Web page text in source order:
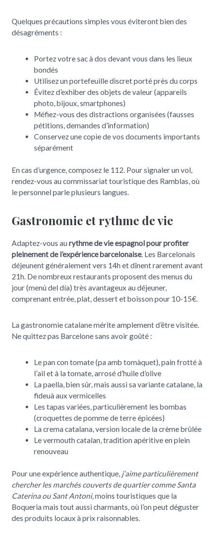
Quelques précautions simples vous éviteront bien des
désagréments :
Portez votre sac à dos devant vous dans les lieux
bondés
Utilisez un portefeuille discret porté près du corps
Évitez d’exhiber des objets de valeur (appareils
photo, bijoux, smartphones)
Méfiez-vous des distractions organisées (fausses
pétitions, demandes d’information)
Conservez une copie de vos documents importants
séparément
En cas d’urgence, composez le 112. Pour signaler un vol,
rendez-vous au commissariat touristique des Ramblas, où
le personnel parle plusieurs langues.
Gastronomie et rythme de vie
Adaptez-vous au rythme de vie espagnol pour profiter
pleinement de l’expérience barcelonaise. Les Barcelonais
déjeunent généralement vers 14h et dînent rarement avant
21h. De nombreux restaurants proposent des menus du
jour (menú del día) très avantageux au déjeuner,
comprenant entrée, plat, dessert et boisson pour 10-15€.
La gastronomie catalane mérite amplement d’être visitée.
Ne quittez pas Barcelone sans avoir goûté :
Le pan con tomate (pa amb tomàquet), pain frotté à
l’ail et à la tomate, arrosé d’huile d’olive
La paella, bien sûr, mais aussi sa variante catalane, la
fideuà aux vermicelles
Les tapas variées, particulièrement les bombas
(croquettes de pomme de terre épicées)
La crema catalana, version locale de la crème brûlée
Le vermouth catalan, tradition apéritive en plein
renouveau
Pour une expérience authentique, j’aime particulièrement
chercher les marchés couverts de quartier comme Santa
Caterina ou Sant Antoni, moins touristiques que la
Boqueria mais tout aussi charmants, où l’on peut déguster
des produits locaux à prix raisonnables.